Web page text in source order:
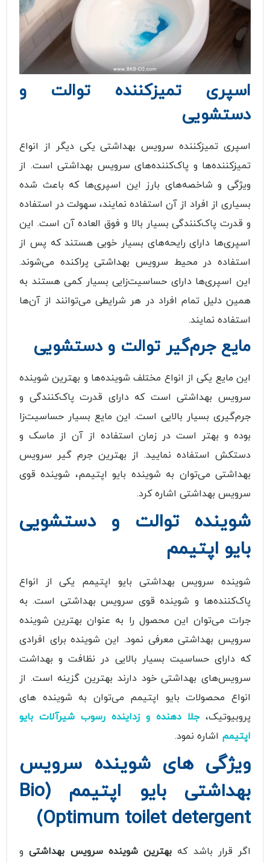
اسپری تمیزکننده توالت و
دستشویی
اسپری تمیزکننده سرویس بهداشتی یکی دیگر از انواع
تمیزکننده‌ها و پاک‌کننده‌های سرویس بهداشتی است. از
ویژگی و شاخصه‌های بارز این اسپری‌ها که باعث شده
بسیاری از افراد از آن استفاده نمایند، سهولت در استفاده
و قدرت پاک‌کنندگی بسیار بالا و فوق العاده آن است. این
اسپری‌ها دارای رایحه‌های بسیار خوبی هستند که پس از
استفاده در محیط سرویس بهداشتی پراکنده می‌شوند.
این اسپری‌ها دارای حساسیت‌زایی بسیار کمی هستند به
همین دلیل تمام افراد در هر شرایطی می‌توانند از آن‌ها
استفاده نمایند.
مایع جرم‌گیر توالت و دستشویی
این مایع یکی از انواع مختلف شوینده‌ها و بهترین شوینده
سرویس بهداشتی است که دارای قدرت پاک‌کنندگی و
جرم‌گیری بسیار بالایی است. این مایع بسیار حساسیت‌زا
بوده و بهتر است در زمان استفاده از آن از ماسک و
دستکش استفاده نمایید. از بهترین جرم گیر سرویس
بهداشتی می‌توان به شوینده بایو اپتیمم، شوینده قوی
سرویس بهداشتی اشاره کرد.
شوینده توالت و دستشویی
بایو اپتیمم
شوینده سرویس بهداشتی بایو اپتیمم یکی از انواع
پاک‌کننده‌ها و شوینده قوی سرویس بهداشتی است. به
جرات می‌توان این محصول را به عنوان بهترین شوینده
سرویس بهداشتی معرفی نمود. این شوینده برای افرادی
که دارای حساسیت بسیار بالایی در نظافت و بهداشت
سرویس‌های بهداشتی خود دارند بهترین گزینه است. از
انواع محصولات بایو اپتیمم می‌توان به شوینده ‌های
پروبیوتیک،جلا دهنده و زداینده رسوب شیرآلات بایو
اپتیمم اشاره نمود.
ویژگی های شوینده سرویس
بهداشتی بایو اپتیمم (Bio
Optimum toilet detergent)
اگر قرار باشد که بهترین شوینده سرویس بهداشتیو